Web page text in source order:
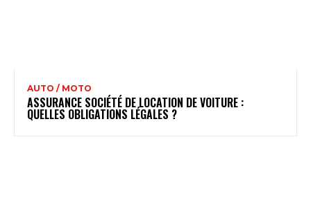
AUTO / MOTO
ASSURANCE SOCIÉTÉ DE LOCATION DE VOITURE :
QUELLES OBLIGATIONS LÉGALES ?